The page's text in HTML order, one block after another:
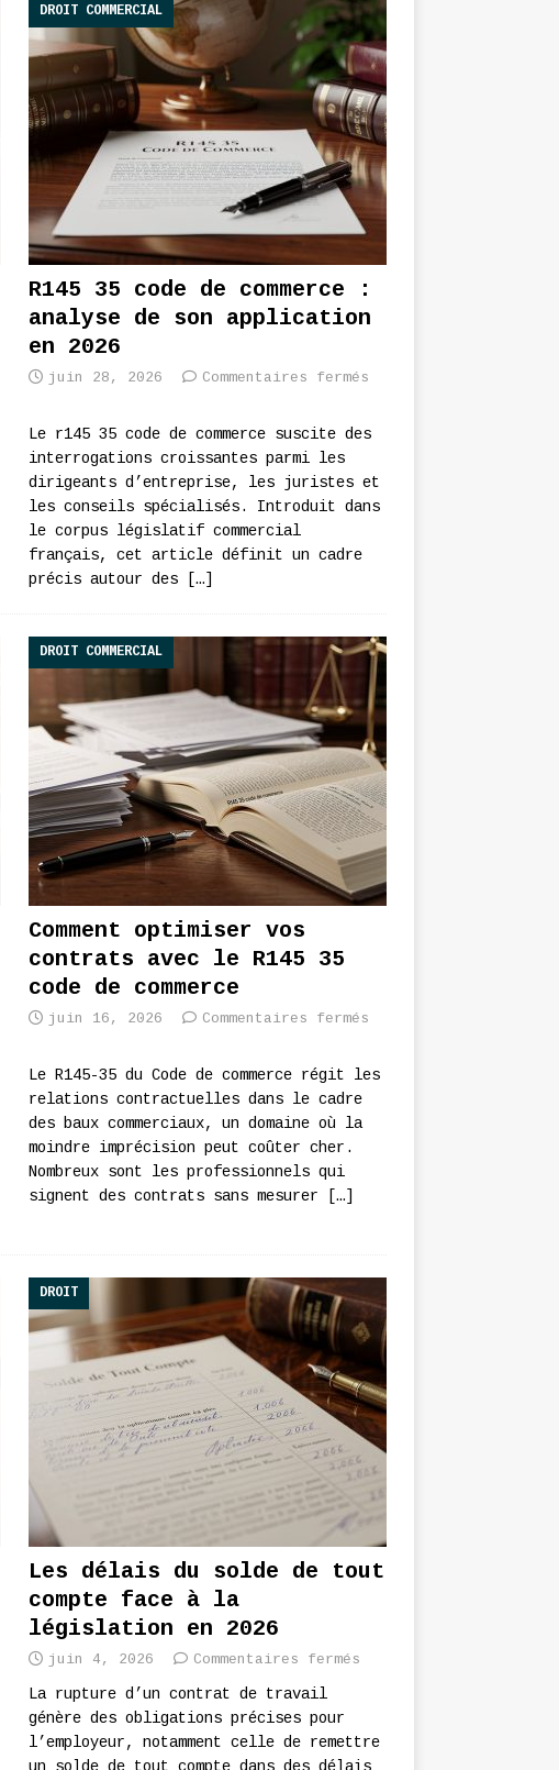
DROIT COMMERCIAL
R145 35 code de commerce :
analyse de son application
en 2026
juin 28, 2026 Commentaires fermés
Le r145 35 code de commerce suscite des
interrogations croissantes parmi les
dirigeants d’entreprise, les juristes et
les conseils spécialisés. Introduit dans
le corpus législatif commercial
français, cet article définit un cadre
précis autour des
[…]
DROIT COMMERCIAL
Comment optimiser vos
contrats avec le R145 35
code de commerce
juin 16, 2026 Commentaires fermés
Le R145-35 du Code de commerce régit les
relations contractuelles dans le cadre
des baux commerciaux, un domaine où la
moindre imprécision peut coûter cher.
Nombreux sont les professionnels qui
signent des contrats sans mesurer
[…]
DROIT
Les délais du solde de tout
compte face à la
législation en 2026
juin 4, 2026 Commentaires fermés
La rupture d’un contrat de travail
génère des obligations précises pour
l’employeur, notamment celle de remettre